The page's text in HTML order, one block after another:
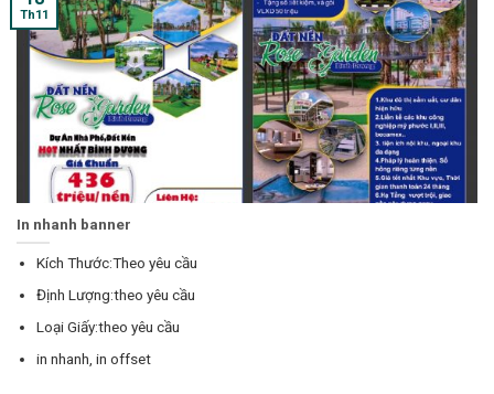
In nhanh banner
Kích Thước:Theo yêu cầu
Định Lượng:theo yêu cầu
Loại Giấy:theo yêu cầu
in nhanh, in offset
Th11